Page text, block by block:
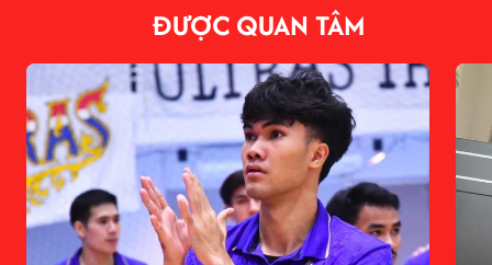
ĐƯỢC QUAN TÂM